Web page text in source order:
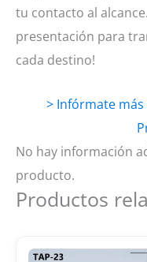
tu contacto al
presentación para
cada destino!
> Infórmate
No hay información
producto.
Productos